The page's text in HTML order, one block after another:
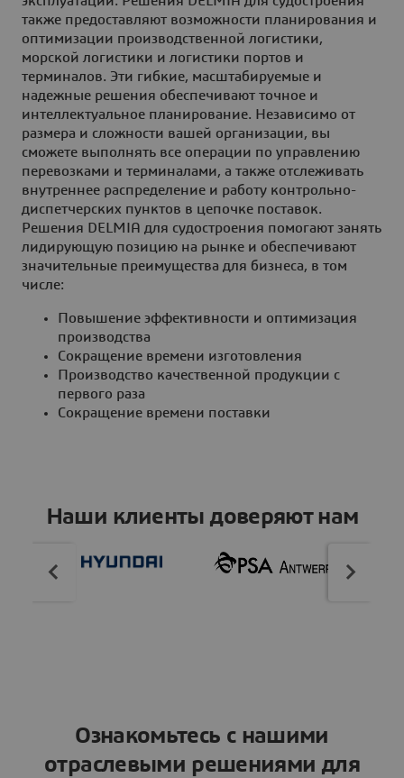
также предоставляют возможности планирования и
оптимизации производственной логистики,
морской логистики и логистики портов и
терминалов. Эти гибкие, масштабируемые и
надежные решения обеспечивают точное и
интеллектуальное планирование. Независимо от
размера и сложности вашей организации, вы
сможете выполнять все операции по управлению
перевозками и терминалами, а также отслеживать
внутреннее распределение и работу контрольно-
диспетчерских пунктов в цепочке поставок.
Решения DELMIA для судостроения помогают занять
лидирующую позицию на рынке и обеспечивают
значительные преимущества для бизнеса, в том
числе:
Повышение эффективности и оптимизация
производства
Сокращение времени изготовления
Производство качественной продукции с
первого раза
Сокращение времени поставки
Наши клиенты доверяют нам
Ознакомьтесь с нашими
отраслевыми решениями для